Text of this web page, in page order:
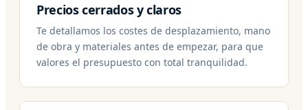
Precios cerrados y claros
Te detallamos los costes de desplazamiento, mano
de obra y materiales antes de empezar, para que
valores el presupuesto con total tranquilidad.